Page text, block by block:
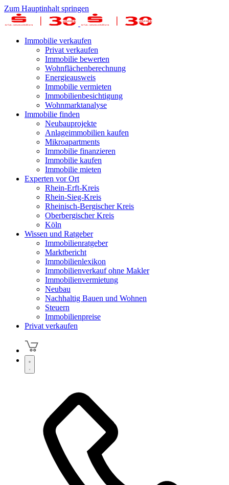
Zum Hauptinhalt springen
Immobilie verkaufen
Privat verkaufen
Immobilie bewerten
Wohnflächenberechnung
Energieausweis
Immobilie vermieten
Immobilienbesichtigung
Wohnmarktanalyse
Immobilie finden
Neubauprojekte
Anlageimmobilien kaufen
Mikroapartments
Immobilie finanzieren
Immobilie kaufen
Immobilie mieten
Experten vor Ort
Rhein-Erft-Kreis
Rhein-Sieg-Kreis
Rheinisch-Bergischer Kreis
Oberbergischer Kreis
Köln
Wissen und Ratgeber
Immobilienratgeber
Marktbericht
Immobilienlexikon
Immobilienverkauf ohne Makler
Immobilienvermietung
Neubau
Nachhaltig Bauen und Wohnen
Steuern
Immobilienpreise
Privat verkaufen